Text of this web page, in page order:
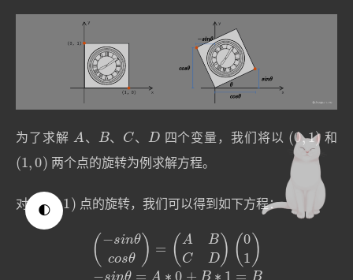
🌓
为了求解 A 、 B、 C 、 D 四个变量，我们将以 (0, 1) 和
(1 0) 两个点的旋转为例求解方程。
对于(0,1) 点的旋转，我们可以得到如下方程：
−s nθ θ) = BC )
(01 = ∗ +B =Bc θ= ∗0+